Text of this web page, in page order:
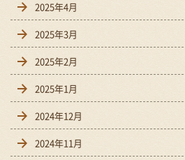
2025年4月
2025年3月
2025年2月
2025年1月
2024年12月
2024年11月